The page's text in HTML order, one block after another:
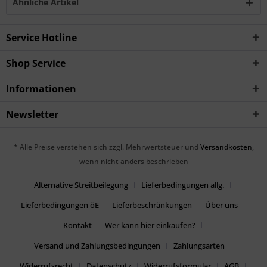
Service Hotline
Shop Service
Informationen
Newsletter
* Alle Preise verstehen sich zzgl. Mehrwertsteuer und Versandkosten,
wenn nicht anders beschrieben
Alternative Streitbeilegung
Lieferbedingungen allg.
Lieferbedingungen öE
Lieferbeschränkungen
Über uns
Kontakt
Wer kann hier einkaufen?
Versand und Zahlungsbedingungen
Zahlungsarten